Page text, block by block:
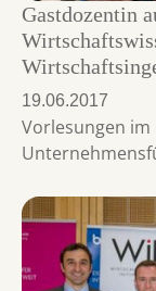
Gastdozentin
19.06.2017
Vorlesungen